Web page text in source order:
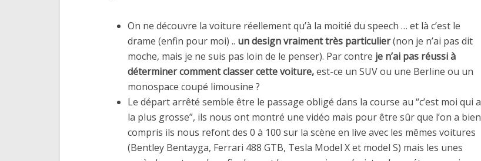
On ne découvre la voiture réellement qu’à la moitié du speech … et là c’est le
drame (enfin pour moi) .. un design vraiment très particulier(non je n’ai pas dit
moche, mais je ne suis pas loin de le penser). Par contre je n’ai pas réussi à
déterminer comment classer cette voiture,est-ce un SUV ou une Berline ou un
monospace coupé limousine ?
Le départ arrêté semble être le passage obligé dans la course au “c’est moi qui a
la plus grosse”, ils nous ont montré une vidéo mais pour être sûr que l’on a bien
compris ils nous refont des 0 à 100 sur la scène en live avec les mêmes voitures
(Bentley Bentayga, Ferrari 488 GTB, Tesla Model X et model S) mais les unes